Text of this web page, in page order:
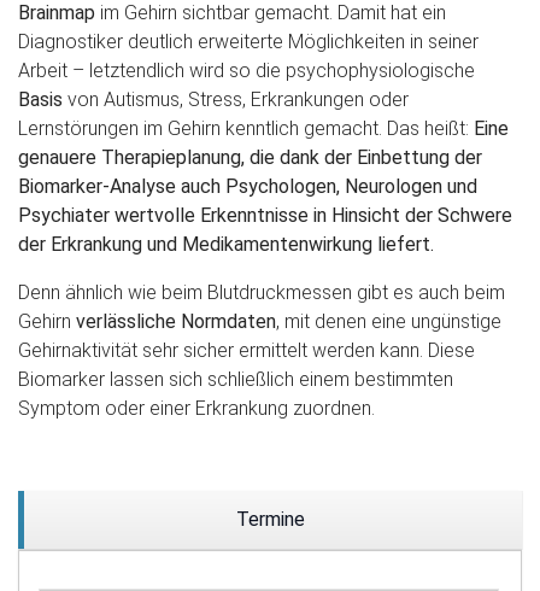
Brainmap im Gehirn sichtbar gemacht. Damit hat ein
Diagnostiker deutlich erweiterte Möglichkeiten in seiner
Arbeit – letztendlich wird so die psychophysiologische
Basis von Autismus, Stress, Erkrankungen oder
Lernstörungen im Gehirn kenntlich gemacht. Das heißt: Eine
genauere Therapieplanung, die dank der Einbettung der
Biomarker-Analyse auch Psychologen, Neurologen und
Psychiater wertvolle Erkenntnisse in Hinsicht der Schwere
der Erkrankung und Medikamentenwirkung liefert.
Denn ähnlich wie beim Blutdruckmessen gibt es auch beim
Gehirn verlässliche Normdaten, mit denen eine ungünstige
Gehirnaktivität sehr sicher ermittelt werden kann. Diese
Biomarker lassen sich schließlich einem bestimmten
Symptom oder einer Erkrankung zuordnen.
Termine